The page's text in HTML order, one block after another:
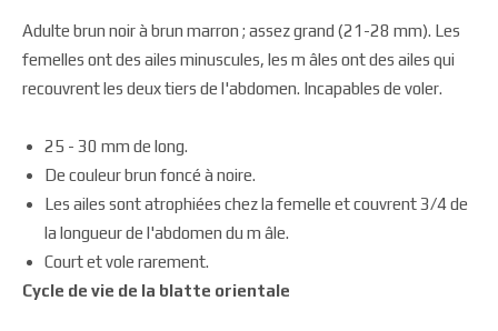
Adulte brun noir à brun marron ; assez grand (21-28 mm). Les
femelles ont des ailes minuscules, les m âles ont des ailes qui
recouvrent les deux tiers de l'abdomen. Incapables de voler.
25 - 30 mm de long.
De couleur brun foncé à noire.
Les ailes sont atrophiées chez la femelle et couvrent 3/4 de
la longueur de l'abdomen du m âle.
Court et vole rarement.
Cycle de vie de la blatte orientale